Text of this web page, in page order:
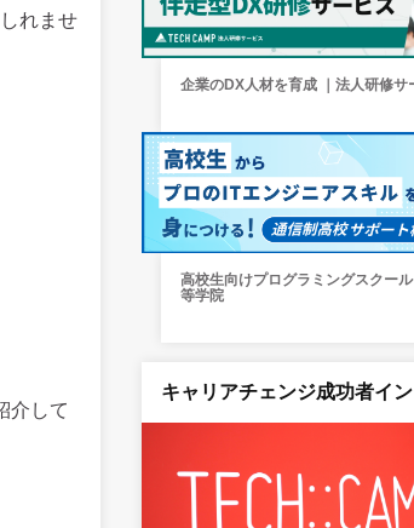
れませ
介して
企業のDX人材を育成 ｜法人研修サ
高校生向けプログラミングスクー
等学院
キャリアチェンジ成功者イ